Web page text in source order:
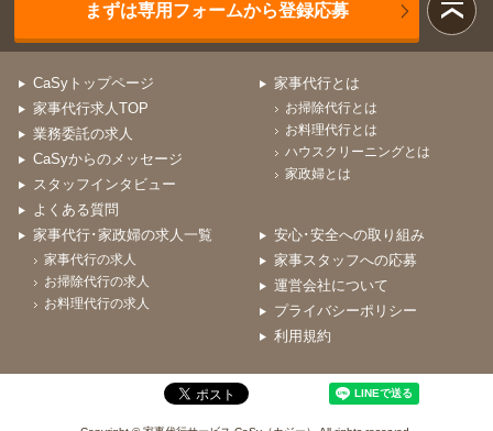
まずは専用フォームから登録応募
CaSyトップページ
家事代行求人TOP
業務委託の求人
CaSyからのメッセージ
スタッフインタビュー
よくある質問
家事代行とは
お掃除代行とは
お料理代行とは
ハウスクリーニングとは
家政婦とは
家事代行･家政婦の求人一覧
家事代行の求人
お掃除代行の求人
お料理代行の求人
安心･安全への取り組み
家事スタッフへの応募
運営会社について
プライバシーポリシー
利用規約